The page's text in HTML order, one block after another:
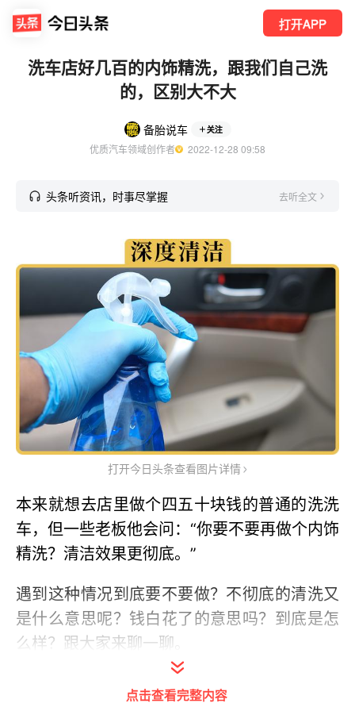
打开APP
洗车店好几百的内饰精洗，跟我们自己洗
的，区别大不大
备胎说车 关注
优质汽车领域创作者
  2022-12-28 09:58
头条听资讯，时事尽掌握 去听全文
打开今日头条查看图片详情
本来就想去店里做个四五十块钱的普通的洗洗
车，但一些老板他会问：“你要不要再做个内饰
精洗？清洁效果更彻底。”
遇到这种情况到底要不要做？不彻底的清洗又
是什么意思呢？钱白花了的意思吗？到底是怎
么样？跟大家来聊一聊。
内饰精洗和普洗有什么区别
点击查看完整内容